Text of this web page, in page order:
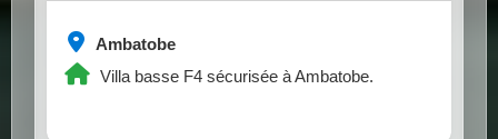
Ambatobe
Villa basse F4 sécurisée à Ambatobe.